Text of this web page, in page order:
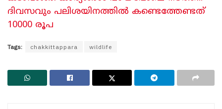
ദിവസവും പലിശയിനത്തിൽ കണ്ടെത്തേണ്ടത്
10000 രൂപ
Tags: chakkittappara wildlife